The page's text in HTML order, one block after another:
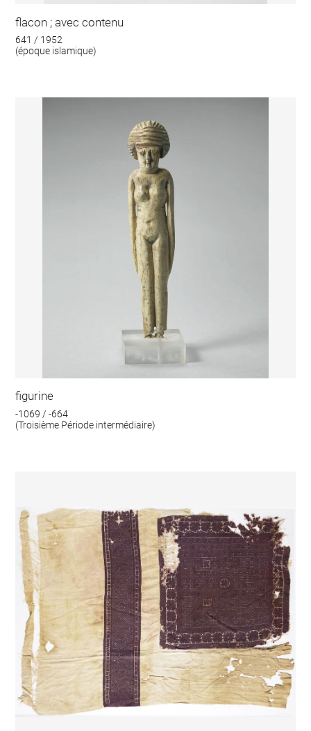
flacon ; avec contenu
641 / 1952
(époque islamique)
figurine
-1069 / -664
(Troisième Période intermédiaire)